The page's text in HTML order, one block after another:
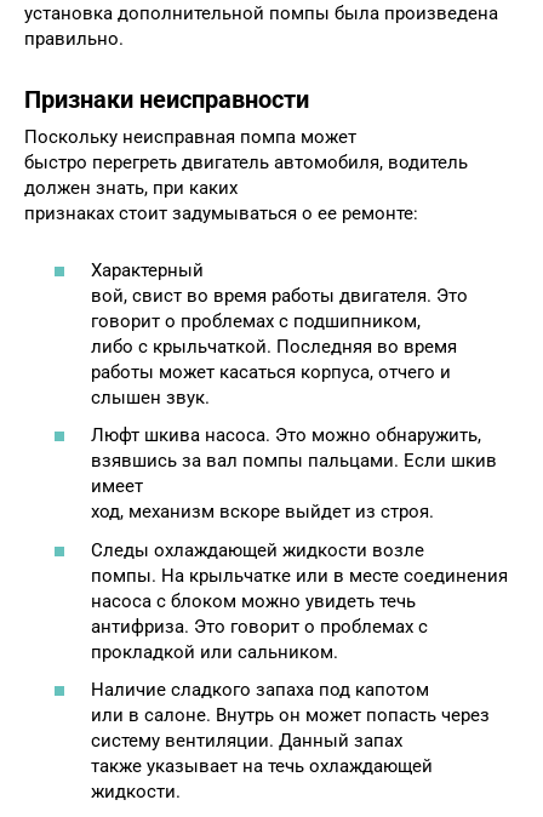
установка дополнительной помпы была произведена
правильно.
Признаки неисправности
Поскольку неисправная помпа может
быстро перегреть двигатель автомобиля, водитель
должен знать, при каких
признаках стоит задумываться о ее ремонте:
Характерный
вой, свист во время работы двигателя. Это
говорит о проблемах с подшипником,
либо с крыльчаткой. Последняя во время
работы может касаться корпуса, отчего и
слышен звук.
Люфт шкива насоса. Это можно обнаружить,
взявшись за вал помпы пальцами. Если шкив
имеет
ход, механизм вскоре выйдет из строя.
Следы охлаждающей жидкости возле
помпы. На крыльчатке или в месте соединения
насоса с блоком можно увидеть течь
антифриза. Это говорит о проблемах с
прокладкой или сальником.
Наличие сладкого запаха под капотом
или в салоне. Внутрь он может попасть через
систему вентиляции. Данный запах
также указывает на течь охлаждающей
жидкости.